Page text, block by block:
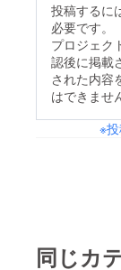
投稿するに
必要です。
プロジェク
認後に掲載
された内容
はできませ
※
同じカ